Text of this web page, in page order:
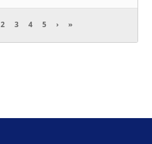
2 3 4 5 › »